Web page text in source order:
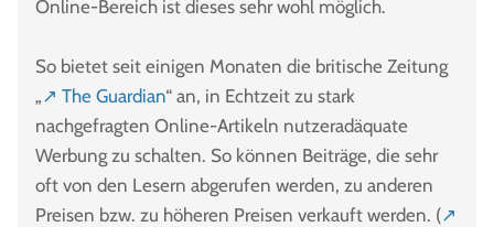
Online-Bereich ist dieses sehr wohl möglich.
So bietet seit einigen Monaten die britische Zeitung
„↗ The Guardian“ an, in Echtzeit zu stark
nachgefragten Online-Artikeln nutzeradäquate
Werbung zu schalten. So können Beiträge, die sehr
oft von den Lesern abgerufen werden, zu anderen
Preisen bzw. zu höheren Preisen verkauft werden. (↗